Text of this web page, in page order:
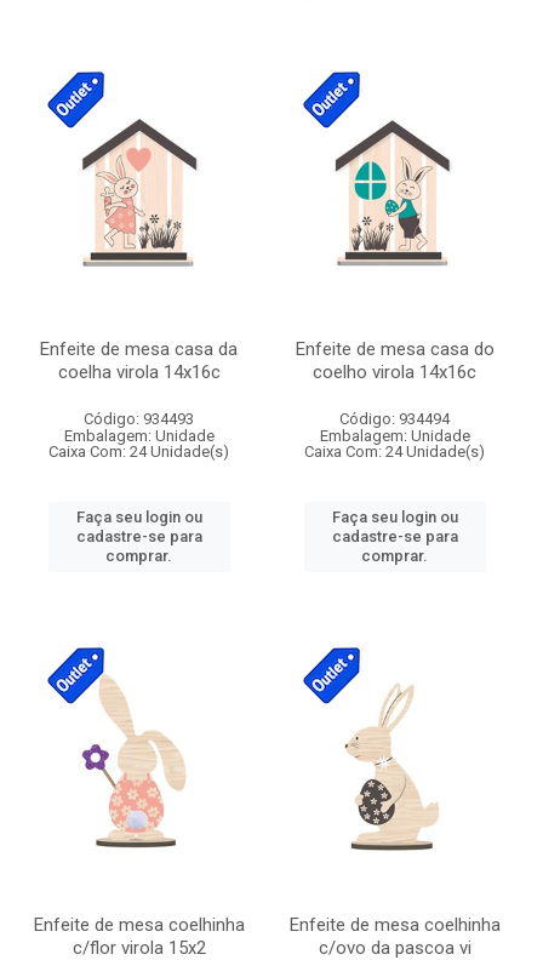
Enfeite de mesa casa da
coelha virola 14x16c
Código: 934493
Embalagem: Unidade
Caixa Com: 24 Unidade(s)
Faça seu login ou
cadastre-se para
comprar.
Enfeite de mesa casa do
coelho virola 14x16c
Código: 934494
Embalagem: Unidade
Caixa Com: 24 Unidade(s)
Faça seu login ou
cadastre-se para
comprar.
Enfeite de mesa coelhinha
c/flor virola 15x2
Enfeite de mesa coelhinha
c/ovo da pascoa vi